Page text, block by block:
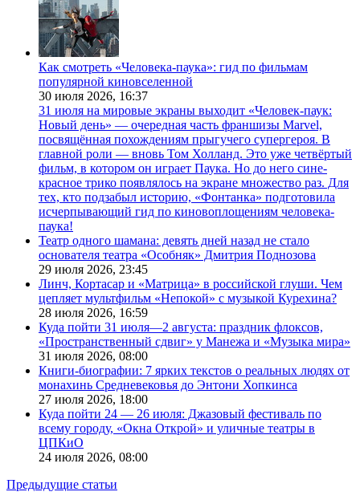
Как смотреть «Человека-паука»: гид по фильмам
популярной киновселенной
30 июля 2026, 16:37
31 июля на мировые экраны выходит «Человек-паук:
Новый день» — очередная часть франшизы Marvel,
посвящённая похождениям прыгучего супергероя. В
главной роли — вновь Том Холланд. Это уже четвёртый
фильм, в котором он играет Паука. Но до него сине-
красное трико появлялось на экране множество раз. Для
тех, кто подзабыл историю, «Фонтанка» подготовила
исчерпывающий гид по киновоплощениям человека-
паука!
Театр одного шамана: девять дней назад не стало
основателя театра «Особняк» Дмитрия Поднозова
29 июля 2026, 23:45
Линч, Кортасар и «Матрица» в российской глуши. Чем
цепляет мультфильм «Непокой» с музыкой Курехина?
28 июля 2026, 16:59
Куда пойти 31 июля—2 августа: праздник флоксов,
«Пространственный сдвиг» у Манежа и «Музыка мира»
31 июля 2026, 08:00
Книги-биографии: 7 ярких текстов о реальных людях от
монахинь Средневековья до Энтони Хопкинса
27 июля 2026, 18:00
Куда пойти 24 — 26 июля: Джазовый фестиваль по
всему городу, «Окна Открой» и уличные театры в
ЦПКиО
24 июля 2026, 08:00
Предыдущие статьи